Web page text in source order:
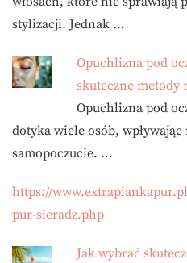
stylizacji. Jednak …
Opuchlizna pod
skuteczne metody
Opuchlizna pod
dotyka wiele osób,
samopoczucie. …
https://
pur-sieradz.php
Jak wybrać